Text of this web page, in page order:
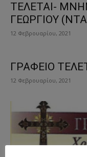
ΤΕΛΕΤΑΙ-
ΓΕΩΡΓΙΟΥ
12 Φεβρουαρίου, 2021
ΓΡΑΦΕΙΟ
12 Φεβρουαρίου, 2021